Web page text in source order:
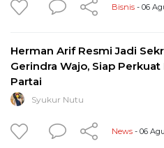
Bisnis - 06
Herman Arif Resmi Jadi
Gerindra Wajo, Siap
Partai
Syukur Nutu
News - 06